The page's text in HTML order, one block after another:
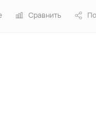
Сравнить